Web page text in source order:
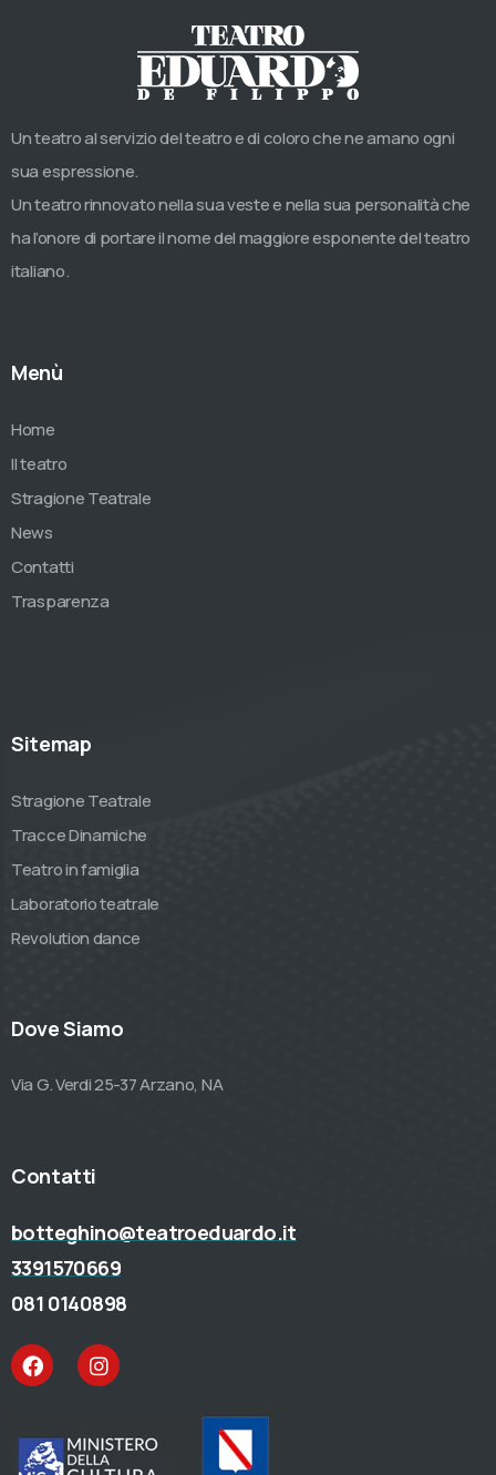
Un teatro al servizio del teatro e di coloro che ne amano ogni
sua espressione.
Un teatro rinnovato nella sua veste e nella sua personalità che
ha l’onore di portare il nome del maggiore esponente del teatro
italiano.
Menù
Home
Il teatro
Stragione Teatrale
News
Contatti
Trasparenza
Sitemap
Stragione Teatrale
Tracce Dinamiche
Teatro in famiglia
Laboratorio teatrale
Revolution dance
Dove Siamo
Via G. Verdi 25-37 Arzano, NA
Contatti
botteghino@teatroeduardo.it
3391570669
081 0140898